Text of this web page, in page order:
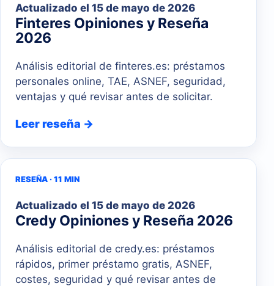
Actualizado el 15 de mayo de 2026
Finteres Opiniones y Reseña
2026
Análisis editorial de finteres.es: préstamos
personales online, TAE, ASNEF, seguridad,
ventajas y qué revisar antes de solicitar.
Leer reseña →
RESEÑA · 11 MIN
Actualizado el 15 de mayo de 2026
Credy Opiniones y Reseña 2026
Análisis editorial de credy.es: préstamos
rápidos, primer préstamo gratis, ASNEF,
costes, seguridad y qué revisar antes de